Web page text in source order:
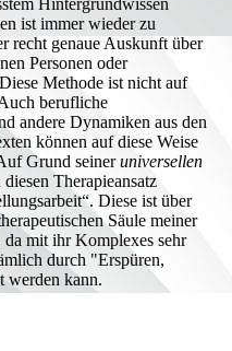
ist immer wieder zu
recht genaue Auskunft über
Personen oder
Methode ist nicht auf
berufliche
andere Dynamiken aus den
können auf diese Weise
Grund seineruniversellen
Therapieansatz
Diese ist über
Säule meiner
da mit ihr Komplexes sehr
durch "Erspüren,
werden kann.